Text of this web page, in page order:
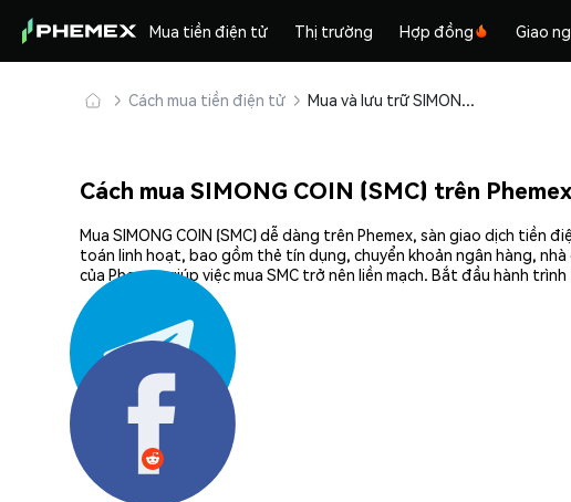
Mua tiền điện tử Thị trường Hợp đồng Giao
Cách mua tiền điện tử Mua và lưu trữ SIMONG COIN (SMC) an toàn
Cách mua SIMONG COIN (SMC) trên Phemex
Mua SIMONG COIN (SMC) dễ dàng trên Phemex, sàn giao dịch
toán linh hoạt, bao gồm thẻ tín dụng, chuyển khoản ngân hàng,
của Phemex giúp việc mua SMC trở nên liền mạch. Bắt đầu hành
Chia sẻ: